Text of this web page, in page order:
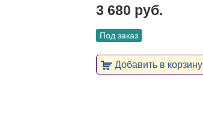
3 680 руб.
Под заказ
Добавить в корзину